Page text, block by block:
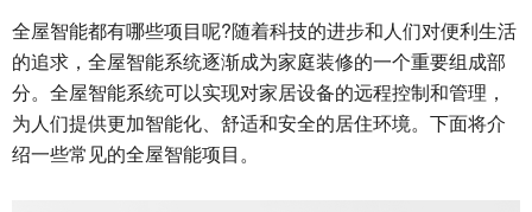
全屋智能都有哪些项目呢?随着科技的进步和人们对便利生活
的追求，全屋智能系统逐渐成为家庭装修的一个重要组成部
分。全屋智能系统可以实现对家居设备的远程控制和管理，
为人们提供更加智能化、舒适和安全的居住环境。下面将介
绍一些常见的全屋智能项目。